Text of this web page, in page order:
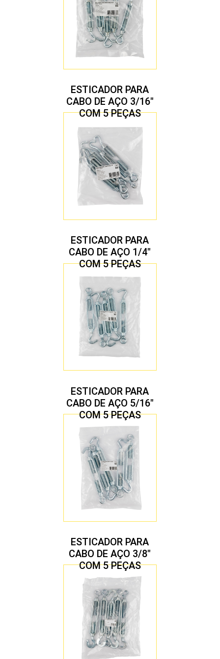
ESTICADOR PARA
CABO DE AÇO 3/16″
COM 5 PEÇAS
ESTICADOR PARA
CABO DE AÇO 1/4″
COM 5 PEÇAS
ESTICADOR PARA
CABO DE AÇO 5/16″
COM 5 PEÇAS
ESTICADOR PARA
CABO DE AÇO 3/8″
COM 5 PEÇAS